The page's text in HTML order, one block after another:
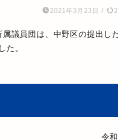
2021年3月23日 /
議員団は、中野区の提出し
た。
令